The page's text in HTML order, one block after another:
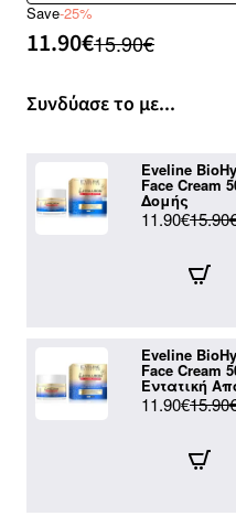
Save-25%
11.90€15.90€
Συνδύασε το με...
Eveline
Face Cream
Δομής
11.90€
Eveline
Face Cream
Εντατική
11.90€